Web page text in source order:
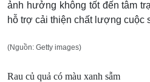
ảnh hưởng không tốt đến tâm
hỗ trợ cải thiện chất lượng cuộc
(Nguồn: Getty images)
Rau củ quả có màu xanh sẫm